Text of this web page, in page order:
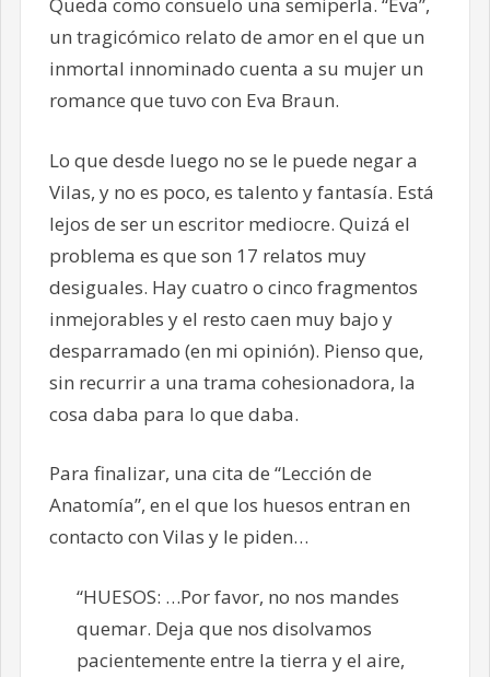
Queda como consuelo una semiperla. “Eva”,
un tragicómico relato de amor en el que un
inmortal innominado cuenta a su mujer un
romance que tuvo con Eva Braun.
Lo que desde luego no se le puede negar a
Vilas, y no es poco, es talento y fantasía. Está
lejos de ser un escritor mediocre. Quizá el
problema es que son 17 relatos muy
desiguales. Hay cuatro o cinco fragmentos
inmejorables y el resto caen muy bajo y
desparramado (en mi opinión). Pienso que,
sin recurrir a una trama cohesionadora, la
cosa daba para lo que daba.
Para finalizar, una cita de “Lección de
Anatomía”, en el que los huesos entran en
contacto con Vilas y le piden…
“HUESOS: …Por favor, no nos mandes
quemar. Deja que nos disolvamos
pacientemente entre la tierra y el aire,